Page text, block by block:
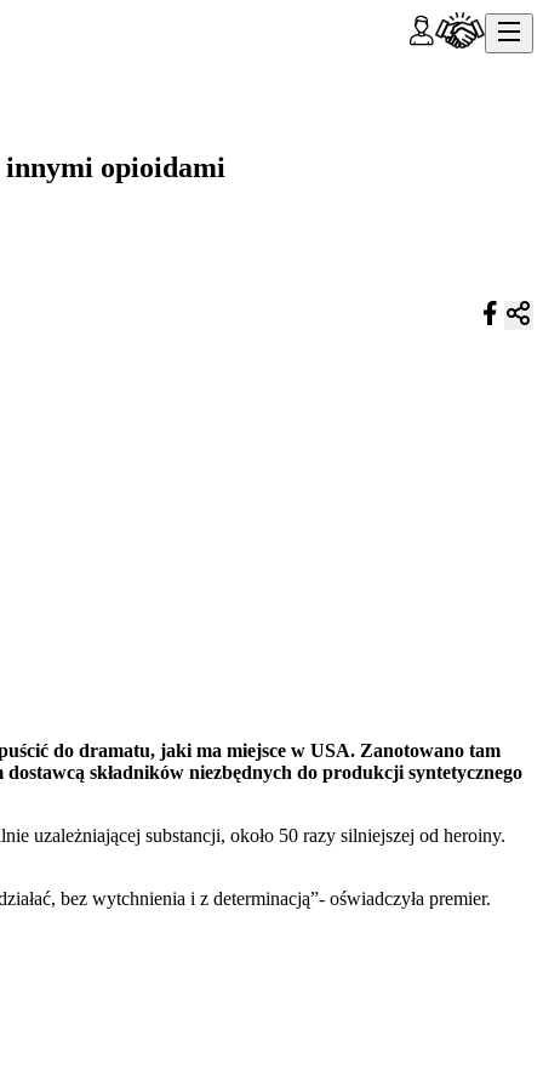
innymi opioidami
do dramatu, jaki ma miejsce w USA. Zanotowano tam
składników niezbędnych do produkcji syntetycznego
uzależniającej substancji, około 50 razy silniejszej od heroiny.
bez wytchnienia i z determinacją”- oświadczyła premier.